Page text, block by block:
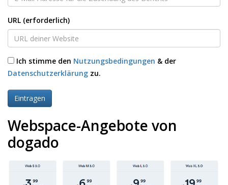
URL (erforderlich)
Ich stimme den Nutzungsbedingungen & der
Datenschutzerklärung zu.
Webspace-Angebote von
dogado